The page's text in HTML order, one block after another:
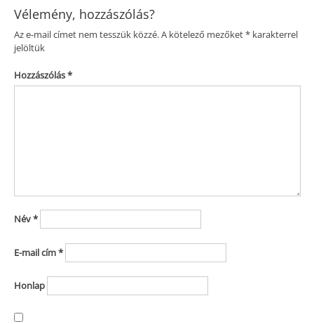
Vélemény, hozzászólás?
Az e-mail címet nem tesszük közzé.A kötelező mezőket*karakterrel
jelöltük
Hozzászólás*
Név*
E-mail cím*
Honlap